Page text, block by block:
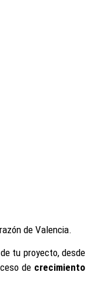
de Valencia.
tu proyecto, desde
de crecimiento